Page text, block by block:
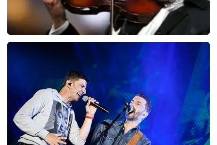
Andre Rieu
laatste 30 minuten
BESTEL NU